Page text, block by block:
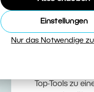
Einstellungen
Nur das Notwendige
Foto- und
Top-Tools zu